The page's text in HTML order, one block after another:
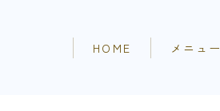
HOME メニュー